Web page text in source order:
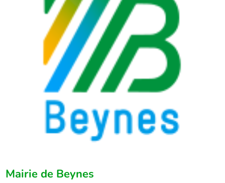
Mairie de Beynes